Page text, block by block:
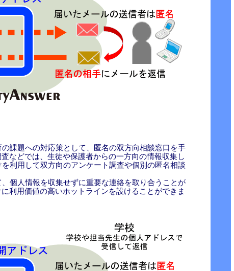
課題への対応策として、匿名の双方向相談窓口を手
などでは、生徒や保護者からの一方向の情報収集し
利用して双方向のアンケート調査や個別の匿名相談
個人情報を収集せずに重要な連絡を取り合うことが
利用価値の高いホットラインを設けることができま